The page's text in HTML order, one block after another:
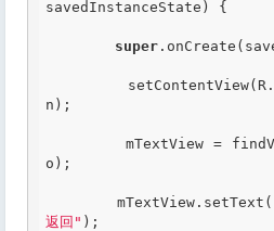
savedInstanceState) {
super
n);
o);
        mTextView.setText(
返回" );